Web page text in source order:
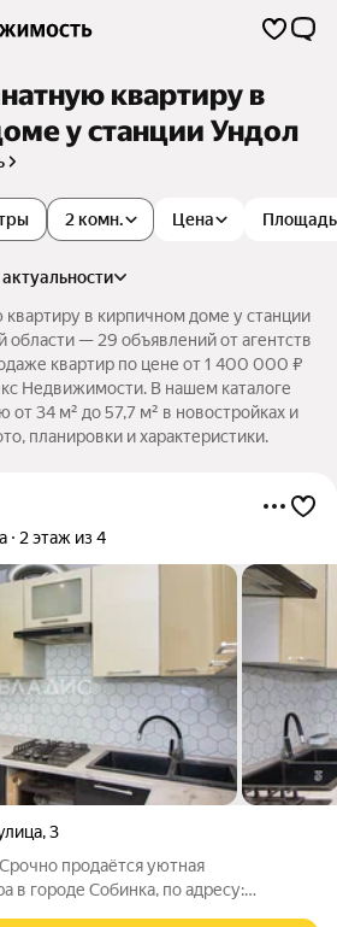
квартиру в
у станции Ундол
2 комн. Цена Площадь
актуальности
в кирпичном доме у станции
области — 29 объявлений от агентств
квартир по цене от 1 400 000 ₽
Недвижимости. В нашем каталоге
34 м² до 57,7 м² в новостройках и
планировки и характеристики.
2 этаж из 4
,3
продаётся уютная
в городе Собинка, по адресу: